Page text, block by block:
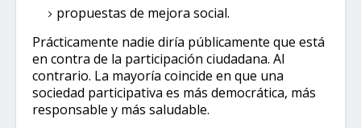
propuestas de mejora social.
Prácticamente nadie diría públicamente que está
en contra de la participación ciudadana. Al
contrario. La mayoría coincide en que una
sociedad participativa es más democrática, más
responsable y más saludable.